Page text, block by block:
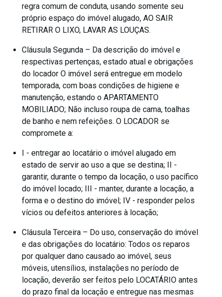
regra comum de conduta, usando somente seu
próprio espaço do imóvel alugado, AO SAIR
RETIRAR O LIXO, LAVAR AS LOUÇAS.
Cláusula Segunda – Da descrição do imóvel e
respectivas pertenças, estado atual e obrigações
do locador O imóvel será entregue em modelo
temporada, com boas condições de higiene e
manutenção, estando o APARTAMENTO
MOBILIADO; Não incluso roupa de cama, toalhas
de banho e nem refeições. O LOCADOR se
compromete a:
I - entregar ao locatário o imóvel alugado em
estado de servir ao uso a que se destina; II -
garantir, durante o tempo da locação, o uso pacífico
do imóvel locado; III - manter, durante a locação, a
forma e o destino do imóvel; IV - responder pelos
vícios ou defeitos anteriores à locação;
Cláusula Terceira – Do uso, conservação do imóvel
e das obrigações do locatário: Todos os reparos
por qualquer dano causado ao imóvel, seus
móveis, utensílios, instalações no período de
locação, deverão ser feitos pelo LOCATÁRIO antes
do prazo final da locação e entregue nas mesmas